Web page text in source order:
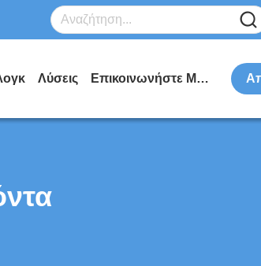
Λύσεις Επικοινωνήστε Μαζί Μας